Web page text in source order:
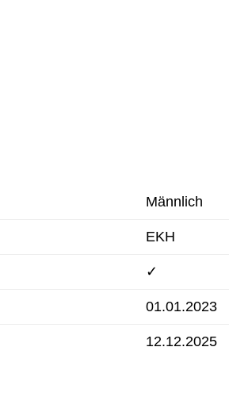
Männlich
EKH
✓
01.01.2023
12.12.2025